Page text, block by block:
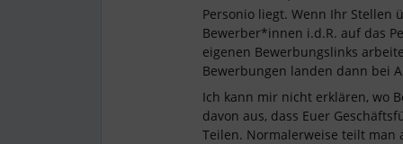
Personio liegt. Wenn Ihr Stellen
Bewerber*innen i.d.R. auf das
eigenen Bewerbungslinks
Bewerbungen landen dann bei
Ich kann mir nicht erklären, wo
davon aus, dass Euer
Teilen. Normalerweise teilt man